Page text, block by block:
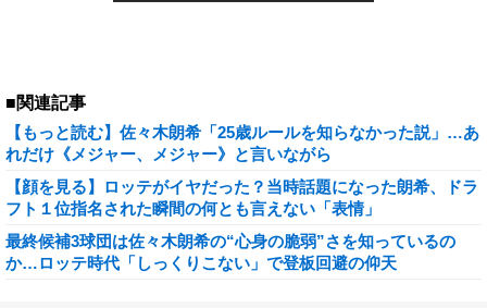
■関連記事
【もっと読む】佐々木朗希「25歳ルールを知らなかった説」…あ
れだけ《メジャー、メジャー》と言いながら
【顔を見る】ロッテがイヤだった？当時話題になった朗希、ドラ
フト１位指名された瞬間の何とも言えない「表情」
最終候補3球団は佐々木朗希の“心身の脆弱”さを知っているの
か…ロッテ時代「しっくりこない」で登板回避の仰天